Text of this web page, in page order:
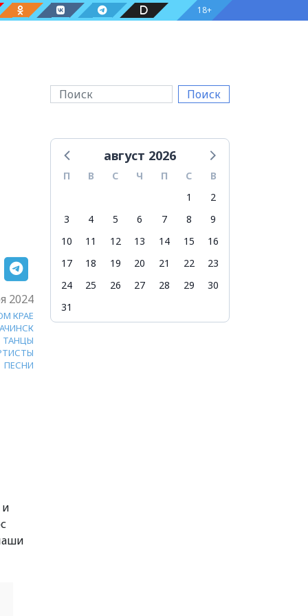
18+
Поиск
2024
КРАЕ
АЧИНСК
ТАНЦЫ
ПЕСНИ
август 2026
П В С Ч П С
В
1
2
3
4 5 6 7 8
9
10
11 12 13 14 15
16
17
18 19 20 21 22
23
24
25 26 27 28 29
30
31